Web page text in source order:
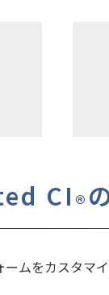
CI®
ムをカスタマ